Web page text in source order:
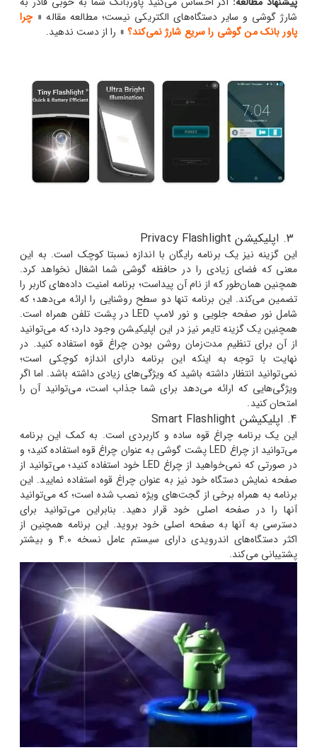
شارژ گوشی و سایر دستگاه‌های الکتریکی نیست؛ مطالعه مقاله « چرا
پاور بانک من گوشی را سریع شارژ نمی‌کند؟ » را از دست ندهید.
3. اپلیکیشن Privacy Flashlight
این گزینه نیز یک برنامه رایگان با اندازه نسبتا کوچک است. به این
معنی که فضای زیادی را در حافظه گوشی شما اشغال نخواهد کرد.
همچنین همان‌طور که از نام آن پیداست؛ برنامه امنیت داده‌های کاربر را
تضمین می‌کند. این برنامه تنها دو سطح روشنایی را ارائه می‌دهد؛ که
شامل نور صفحه جلویی و نور لامپ LED در پشت تلفن همراه است.
همچنین یک گزینه تایمر نیز در این اپلیکیشن وجود دارد؛ که می‌توانید
از آن برای تنظیم مدت‌زمان روشن بودن چراغ قوه استفاده کنید. در
نهایت با توجه به اینکه این برنامه دارای اندازه کوچکی است؛
نمی‌توانید انتظار داشته باشید که ویژگی‌های زیادی داشته باشد. اما اگر
ویژگی‌هایی که ارائه می‌دهد برای شما جذاب است، می‌توانید آن را
امتحان کنید.
4. اپلیکیشن Smart Flashlight
این یک برنامه چراغ قوه ساده و کاربردی است. به کمک این برنامه
می‌توانید از چراغ LED پشت گوشی به عنوان چراغ قوه استفاده کنید؛ و
در صورتی که نمی‌خواهید از چراغ LED خود استفاده کنید؛ می‌توانید از
صفحه نمایش دستگاه خود نیز به عنوان چراغ قوه استفاده نمایید. این
برنامه به همراه برخی از گجت‌های ویژه نصب شده است؛ که می‌توانید
آنها را در صفحه اصلی خود قرار دهید. بنابراین می‌توانید برای
دسترسی به آنها به صفحه اصلی خود بروید. این برنامه همچنین از
اکثر دستگاه‌های اندرویدی دارای سیستم عامل نسخه 4.0 و بیشتر
پشتیبانی می‌کند.